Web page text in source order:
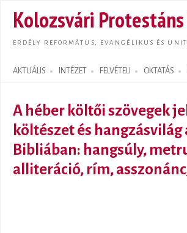
Kolozsvári
ERDÉLY REFORMÁTUS, EVANGÉLIKUS ÉS
AKTUÁLIS INTÉZET FELVÉTELI OKTATÁS
Search form
A héber költői szövegek
költészet és hangzásvilág
Bibliában: hangsúly,
alliteráció, rím,